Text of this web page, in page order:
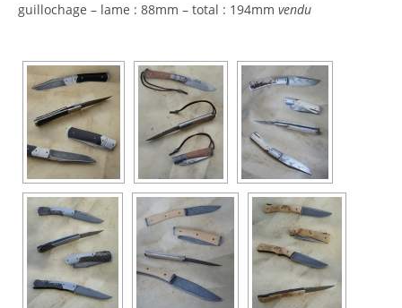
guillochage – lame : 88mm – total : 194mm vendu